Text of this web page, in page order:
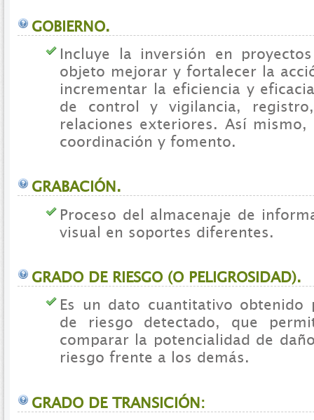
GOBIERNO.
Incluye la inversión en
objeto mejorar y fortalecer la
incrementar la eficiencia y
de control y vigilancia,
relaciones exteriores. Así
coordinación y fomento.
GRABACIÓN.
Proceso del almacenaje de
visual en soportes diferentes.
GRADO DE RIESGO (O PELIGROSIDAD).
Es un dato cuantitativo obtenido
de riesgo detectado, que
comparar la potencialidad de
riesgo frente a los demás.
GRADO DE TRANSICIÓN: